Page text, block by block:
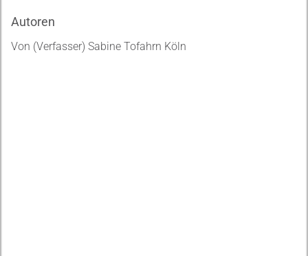
Autoren
Von (Verfasser) Sabine Tofahrn Köln